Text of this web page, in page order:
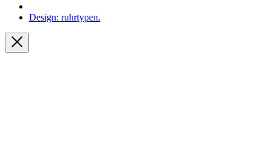
Design: ruhrtypen.